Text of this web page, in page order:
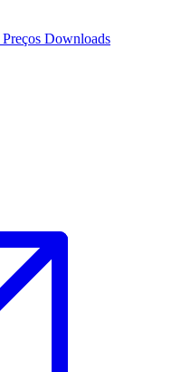
Preços Downloads